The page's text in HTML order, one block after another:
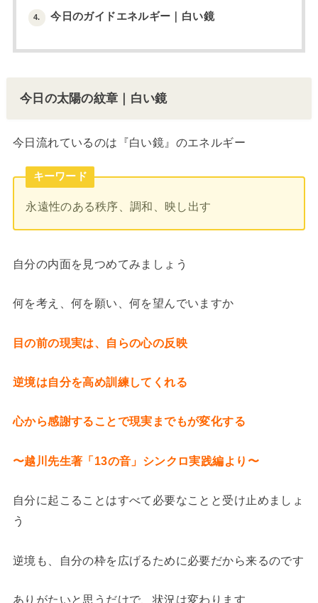
4. 今日のガイドエネルギー｜白い鏡
今日の太陽の紋章｜白い鏡
今日流れているのは『白い鏡』のエネルギー
キーワード
永遠性のある秩序、調和、映し出す
自分の内面を見つめてみましょう
何を考え、何を願い、何を望んでいますか
目の前の現実は、自らの心の反映
逆境は自分を高め訓練してくれる
心から感謝することで現実までもが変化する
〜越川先生著「13の音」シンクロ実践編より〜
自分に起こることはすべて必要なことと受け止めましょ
う
逆境も、自分の枠を広げるために必要だから来るのです
ありがたいと思うだけで、状況は変わります